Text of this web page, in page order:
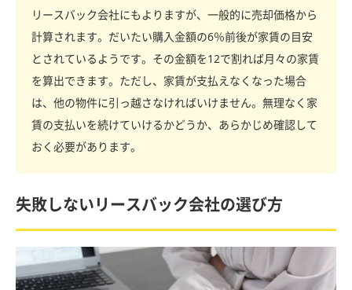
リースバック会社にもよりますが、一般的に売却価格から
計算されます。だいたい購入金額の6％前後が家賃の目安
とされているようです。その金額を12で割れば月々の家賃
を算出できます。ただし、家賃が支払えなくなった場合
は、他の物件に引っ越さなければいけません。無理なく家
賃の支払いを続けていけるかどうか、あらかじめ確認して
おく必要があります。
失敗しないリースバック会社の選び方